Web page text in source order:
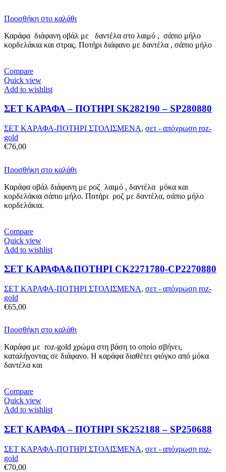
Προσθήκη στο καλάθι
Καράφα διάφανη οβάλ με δαντέλα στο λαιμό , σάπιο μήλο
κορδελάκια και στρας. Ποτήρι διάφανο με δαντέλα , σάπιο μήλο
Compare
Quick view
Add to wishlist
ΣΕΤ ΚΑΡΑΦΑ – ΠΟΤΗΡΙ SK282190 – SP280880
ΣΕΤ ΚΑΡΑΦΑ-ΠΟΤΗΡΙ ΣΤΟΛΙΣΜΕΝΑ, σετ - απόχρωση roz-
gold
€76,00
Προσθήκη στο καλάθι
Καράφα οβάλ διάφανη με ροζ λαιμό , δαντέλα μόκα και
κορδελάκια σάπιο μήλο. Ποτήρι ροζ με δαντέλα, σάπιο μήλο
κορδελάκια.
Compare
Quick view
Add to wishlist
ΣΕΤ ΚΑΡΑΦΑ&ΠΟΤΗΡΙ CK2271780-CP2270880
ΣΕΤ ΚΑΡΑΦΑ-ΠΟΤΗΡΙ ΣΤΟΛΙΣΜΕΝΑ, σετ - απόχρωση roz-
gold
€65,00
Προσθήκη στο καλάθι
Καράφα με roz-gold χρώμα στη βάση το οποίο σβήνει,
καταλήγοντας σε διάφανο. Η καράφα διαθέτει φιόγκο από μόκα
δαντέλα και
Compare
Quick view
Add to wishlist
ΣΕΤ ΚΑΡΑΦΑ – ΠΟΤΗΡΙ SK252188 – SP250688
ΣΕΤ ΚΑΡΑΦΑ-ΠΟΤΗΡΙ ΣΤΟΛΙΣΜΕΝΑ, σετ - απόχρωση roz-
gold
€70,00